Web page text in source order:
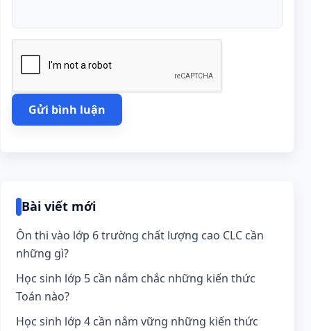
Bài viết mới
Ôn thi vào lớp 6 trường chất lượng cao CLC cần
những gì?
Học sinh lớp 5 cần nắm chắc những kiến thức
Toán nào?
Học sinh lớp 4 cần nắm vững những kiến thức